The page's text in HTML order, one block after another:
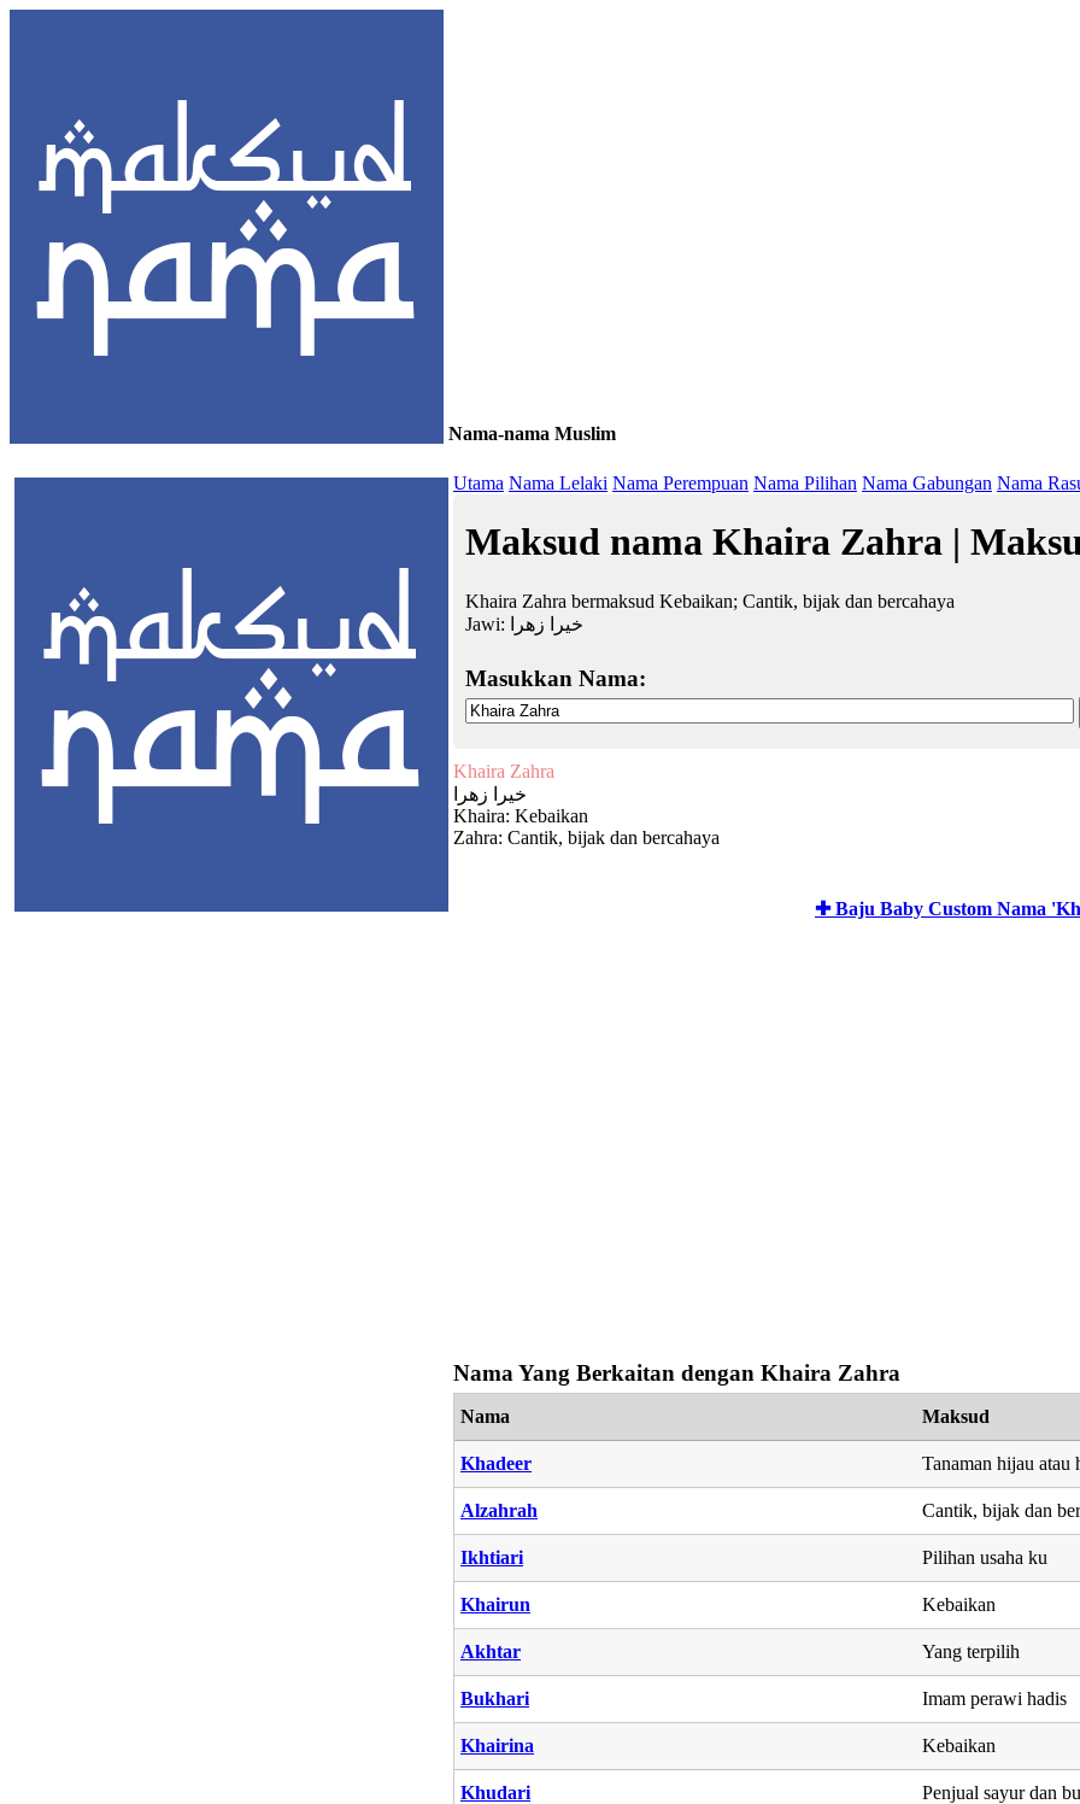
Nama-nama Muslim
Utama Nama Lelaki Nama Perempuan Nama Pilihan Nama Gabungan Nama
Maksud nama Khaira Zahra |
Khaira Zahra bermaksud Kebaikan; Cantik, bijak dan bercahaya
Jawi:
خيرا زهرا
Masukkan Nama:
Khaira Zahra
خيرا زهرا
Khaira: Kebaikan
Zahra: Cantik, bijak dan bercahaya
✚ Baju Baby Custom Nama
Nama Yang Berkaitan dengan Khaira Zahra
Nama Maksud
Khadeer Tanaman hijau atau
Alzahrah Cantik, bijak dan
Ikhtiari Pilihan usaha ku
Khairun Kebaikan
Akhtar Yang terpilih
Bukhari Imam perawi hadis
Khairina Kebaikan
Khudari Penjual sayur dan